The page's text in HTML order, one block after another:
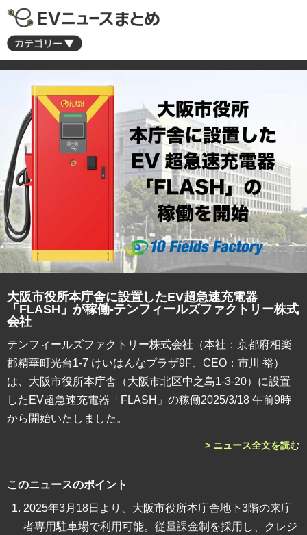
大阪市役所本庁舎に設置したEV超急速充電器
「FLASH」が稼働-テンフィールズファクトリー株式
会社
テンフィールズファクトリー株式会社（本社：京都府相楽
郡精華町光台1-7 けいはんなプラザ9F、CEO：市川 裕）
は、大阪市役所本庁舎（大阪市北区中之島1-3-20）に設置
したEV超急速充電器「FLASH」の稼働2025/3/18 午前9時
から開始いたしました。
> ニュース全文を読む
このニュースのポイント
2025年3月18日より、大阪市役所本庁舎地下3階の来庁
者専用駐車場で利用可能。従量課金制を採用し、クレジ